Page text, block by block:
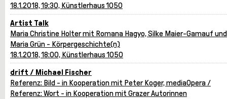
18.1.2018, 19:30, Künstlerhaus 1050
Artist Talk
Maria Christine Holter mit Romana Hagyo, Silke Maier-Gamauf und
Maria Grün - Körpergeschichte(n)
18.1.2018, 18:00, Künstlerhaus 1050
drift / Michael Fischer
Referenz: Bild - in Kooperation mit Peter Koger, mediaOpera /
Referenz: Wort - in Kooperation mit Grazer Autorinnen